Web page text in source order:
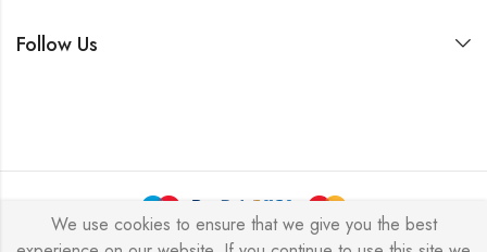
Follow Us
We use cookies to ensure that we give you the best